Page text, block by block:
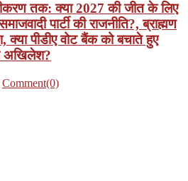
तक: क्या 2027 की जीत के लिए
पार्टी की राजनीति?, ब्राह्मण
पीडीए वोट बैंक को बचाते हुए
अखिलेश?
Comment(0)